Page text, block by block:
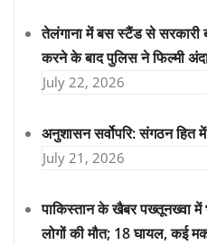
तेलंगाना में बस स्टैंड से सरकारी
करने के बाद पुलिस ने फिल्मी
July 22, 2026
अनुशासन सर्वोपरि: संगठन हित
July 21, 2026
पाकिस्तान के खैबर पख्तूनख्वा में
लोगों की मौत; 18 घायल, कई